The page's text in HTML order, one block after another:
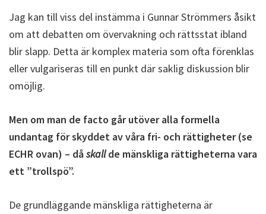
Jag kan till viss del instämma i Gunnar Strömmers åsikt
om att debatten om övervakning och rättsstat ibland
blir slapp. Detta är komplex materia som ofta förenklas
eller vulgariseras till en punkt där saklig diskussion blir
omöjlig.
Men om man de facto går utöver alla formella
undantag för skyddet av våra fri- och rättigheter (se
ECHR ovan) – dåskallde mänskliga rättigheterna vara
ett ”trollspö”.
De grundläggande mänskliga rättigheterna är